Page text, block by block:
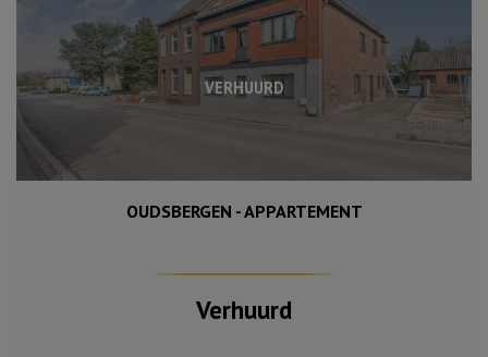
VERHUURD
82 m² 2
OUDSBERGEN - APPARTEMENT
Verhuurd